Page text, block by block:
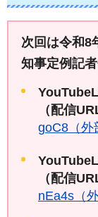
次回は令和8
知事定例記
（配信
goC8（外
（配信
nEa4s（